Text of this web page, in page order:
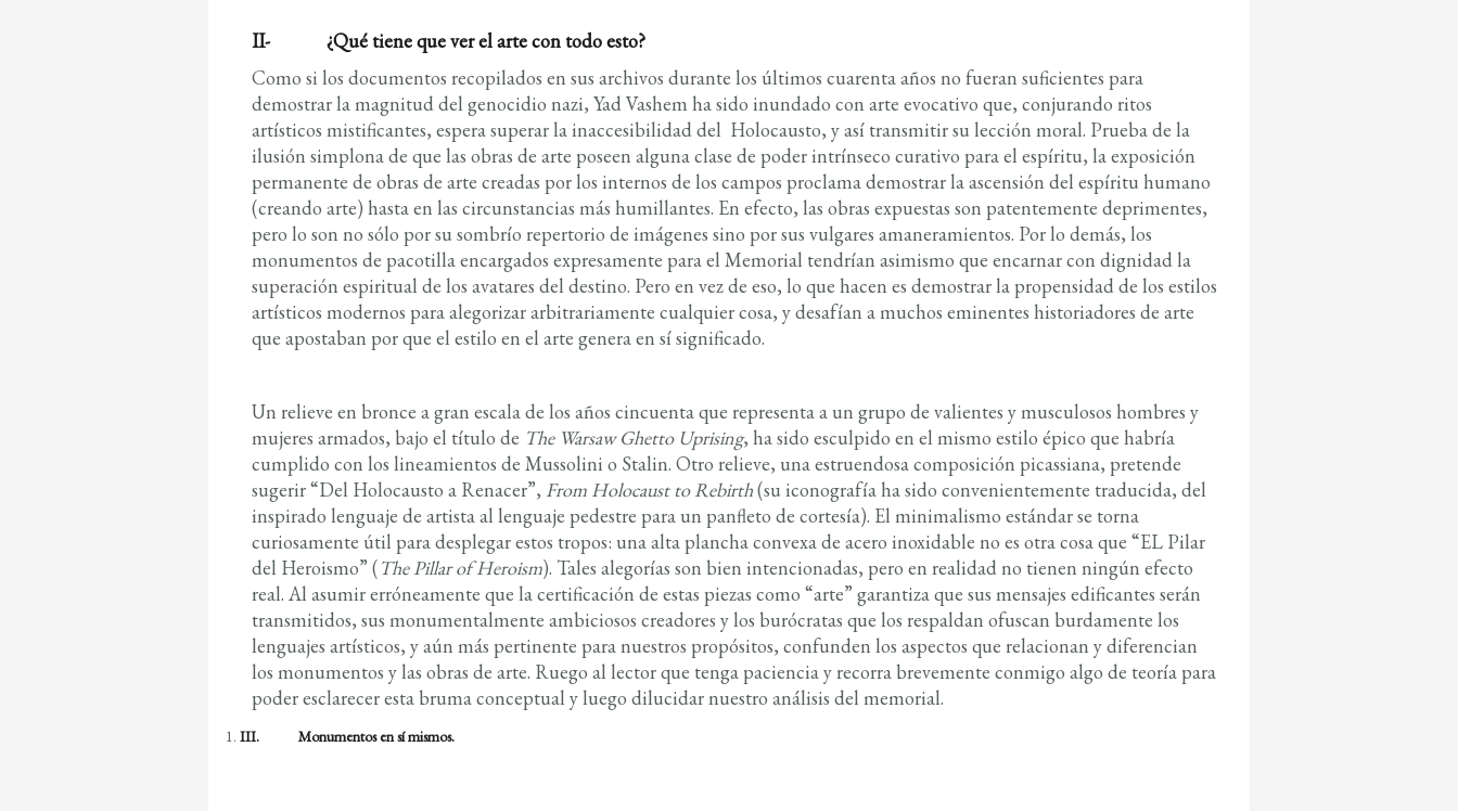
II- ¿Qué tiene que ver el arte con todo esto?
Como si los documentos recopilados en sus archivos durante los últimos cuarenta años no fueran suficientes para
demostrar la magnitud del genocidio nazi, Yad Vashem ha sido inundado con arte evocativo que, conjurando ritos
artísticos mistificantes, espera superar la inaccesibilidad del Holocausto, y así transmitir su lección moral. Prueba de la
ilusión simplona de que las obras de arte poseen alguna clase de poder intrínseco curativo para el espíritu, la exposición
permanente de obras de arte creadas por los internos de los campos proclama demostrar la ascensión del espíritu humano
(creando arte) hasta en las circunstancias más humillantes. En efecto, las obras expuestas son patentemente deprimentes,
pero lo son no sólo por su sombrío repertorio de imágenes sino por sus vulgares amaneramientos. Por lo demás, los
monumentos de pacotilla encargados expresamente para el Memorial tendrían asimismo que encarnar con dignidad la
superación espiritual de los avatares del destino. Pero en vez de eso, lo que hacen es demostrar la propensidad de los estilos
artísticos modernos para alegorizar arbitrariamente cualquier cosa, y desafían a muchos eminentes historiadores de arte
que apostaban por que el estilo en el arte genera en sí significado.
Un relieve en bronce a gran escala de los años cincuenta que representa a un grupo de valientes y musculosos hombres y
mujeres armados, bajo el título de The Warsaw Ghetto Uprising, ha sido esculpido en el mismo estilo épico que habría
cumplido con los lineamientos de Mussolini o Stalin. Otro relieve, una estruendosa composición picassiana, pretende
sugerir “Del Holocausto a Renacer”, From Holocaust to Rebirth(su iconografía ha sido convenientemente traducida, del
inspirado lenguaje de artista al lenguaje pedestre para un panfleto de cortesía). El minimalismo estándar se torna
curiosamente útil para desplegar estos tropos: una alta plancha convexa de acero inoxidable no es otra cosa que “EL Pilar
del Heroismo” (The Pillar of Heroism). Tales alegorías son bien intencionadas, pero en realidad no tienen ningún efecto
real. Al asumir erróneamente que la certificación de estas piezas como “arte” garantiza que sus mensajes edificantes serán
transmitidos, sus monumentalmente ambiciosos creadores y los burócratas que los respaldan ofuscan burdamente los
lenguajes artísticos, y aún más pertinente para nuestros propósitos, confunden los aspectos que relacionan y diferencian
los monumentos y las obras de arte. Ruego al lector que tenga paciencia y recorra brevemente conmigo algo de teoría para
poder esclarecer esta bruma conceptual y luego dilucidar nuestro análisis del memorial.
III. Monumentos en sí mismos.